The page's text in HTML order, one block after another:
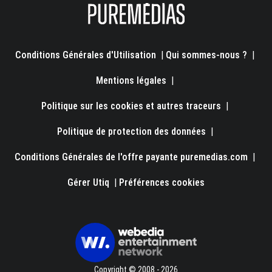
Conditions Générales d'Utilisation Qui sommes-nous ?
Mentions légales
Politique sur les cookies et autres traceurs
Politique de protection des données
Conditions Générales de l'offre payante puremedias.com
Gérer Utiq Préférences cookies
Copyright © 2008 - 2026